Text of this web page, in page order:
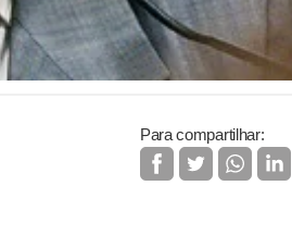
Para compartilhar: